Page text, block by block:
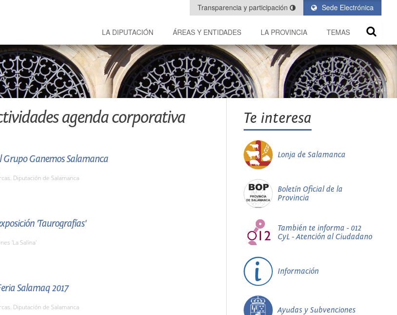
Sede Electrónica
Transparencia y participación
LA DIPUTACIÓN ÁREAS Y ENTIDADES LA PROVINCIA TEMAS
agenda corporativa
Grupo Ganemos Salamanca
Diputación de Salamanca
'Taurografías'
'La Salina'
Salamaq 2017
Diputación de Salamanca
Te interesa
Lonja de Salamanca
Boletín Oficial de la
Provincia
También te informa - 012
CyL - Atención al Ciudadano
Información
Ayudas y Subvenciones